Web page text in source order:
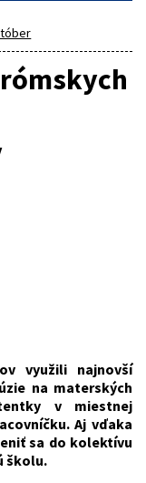
využili najnovší
na materských
v miestnej
Aj vďaka
sa do kolektívu
školu.